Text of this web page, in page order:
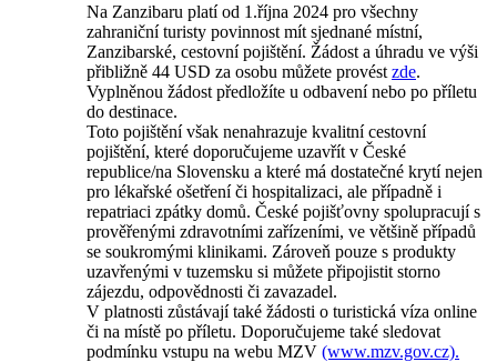
Na Zanzibaru platí od 1.října 2024 pro všechny
zahraniční turisty povinnost mít sjednané místní,
Zanzibarské, cestovní pojištění. Žádost a úhradu ve výši
přibližně 44 USD za osobu můžete provést zde.
Vyplněnou žádost předložíte u odbavení nebo po příletu
do destinace.
Toto pojištění však nenahrazuje kvalitní cestovní
pojištění, které doporučujeme uzavřít v České
republice/na Slovensku a které má dostatečné krytí nejen
pro lékařské ošetření či hospitalizaci, ale případně i
repatriaci zpátky domů. České pojišťovny spolupracují s
prověřenými zdravotními zařízeními, ve většině případů
se soukromými klinikami. Zároveň pouze s produkty
uzavřenými v tuzemsku si můžete připojistit storno
zájezdu, odpovědnosti či zavazadel.
V platnosti zůstávají také žádosti o turistická víza online
či na místě po příletu. Doporučujeme také sledovat
podmínku vstupu na webu MZV (www.mzv.gov.cz).